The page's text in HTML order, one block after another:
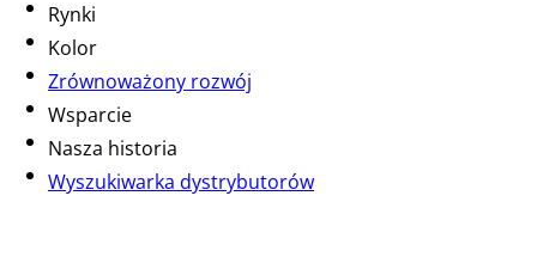
Rynki
Kolor
Zrównoważony rozwój
Wsparcie
Nasza historia
Wyszukiwarka dystrybutorów